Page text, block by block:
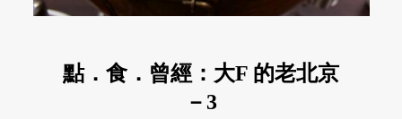
點．食．曾經：大F 的老北京
－3